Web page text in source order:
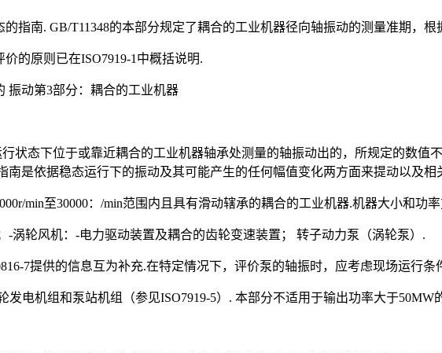
指南. GB/T11348的本部分规定了耦合的工业机器径向轴振动的测量准期，
的原则已在ISO7919-1中概括说明.
振动第3部分：耦合的工业机器
状态下位于或靠近耦合的工业机器轴承处测量的轴振动出的，所规定的数
南是依据稳态运行下的振动及其可能产生的任何幅值变化两方面来提动以及相
min至30000：/min范围内且具有滑动辖承的耦合的工业机器.机器大小和功率
-涡轮风机：-电力驱动装置及耦合的齿轮变速装置； 转子动力泵（涡轮泵）.
7提供的信息互为补充.在特定情况下，评价泵的轴振时，应考虑现场运行
发电机组和泵站机组（参见ISO7919-5）. 本部分不适用于输出功率大于